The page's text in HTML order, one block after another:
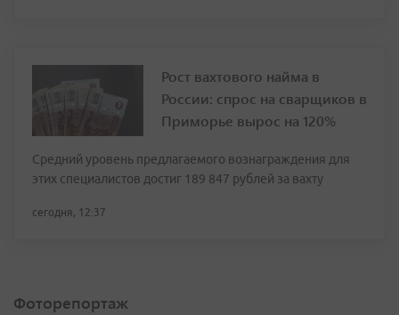
Рост вахтового найма в
России: спрос на сварщиков в
Приморье вырос на 120%
Средний уровень предлагаемого вознаграждения для
этих специалистов достиг 189 847 рублей за вахту
сегодня, 12:37
Фоторепортаж